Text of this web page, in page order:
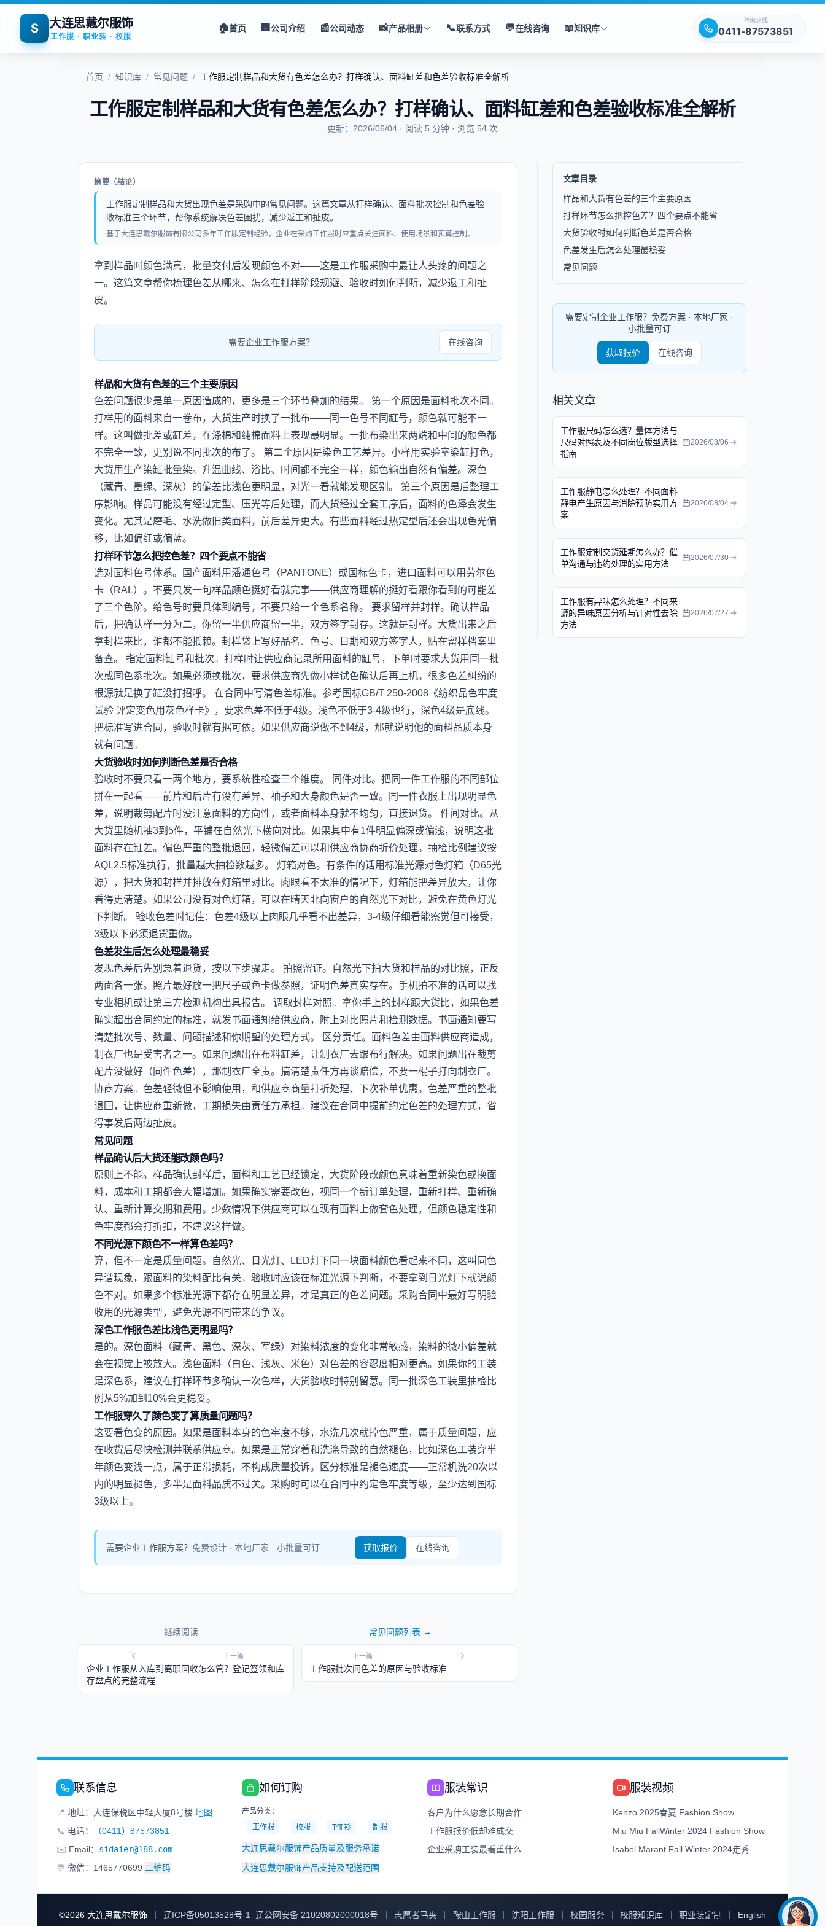
S 大连思戴尔服饰
工作服 · 职业装 · 校服
🏠首页 🏢公司介绍 📰公司动态 📸产品相册 📞联系方式 💬在线咨询 📖知识库
咨询热线
0411-87573851
首页 / 知识库 / 常见问题 / 工作服定制样品和大货有色差怎么办？打样确认、面料缸差和色差验收标准全解析
工作服定制样品和大货有色差怎么办？打样确认、面料缸差和色差验收标准全解析
更新：2026/06/04 · 阅读 5 分钟 · 浏览 54 次
摘要（结论）
工作服定制样品和大货出现色差是采购中的常见问题。这篇文章从打样确认、面料批次控制和色差验
收标准三个环节，帮你系统解决色差困扰，减少返工和扯皮。
基于大连思戴尔服饰有限公司多年工作服定制经验，企业在采购工作服时应重点关注面料、使用场景和预算控制。
拿到样品时颜色满意，批量交付后发现颜色不对——这是工作服采购中最让人头疼的问题之
一。这篇文章帮你梳理色差从哪来、怎么在打样阶段规避、验收时如何判断，减少返工和扯
皮。
需要企业工作服方案？ 在线咨询
样品和大货有色差的三个主要原因
色差问题很少是单一原因造成的，更多是三个环节叠加的结果。 第一个原因是面料批次不同。
打样用的面料来自一卷布，大货生产时换了一批布——同一色号不同缸号，颜色就可能不一
样。这叫做批差或缸差，在涤棉和纯棉面料上表现最明显。一批布染出来两端和中间的颜色都
不完全一致，更别说不同批次的布了。 第二个原因是染色工艺差异。小样用实验室染缸打色，
大货用生产染缸批量染。升温曲线、浴比、时间都不完全一样，颜色输出自然有偏差。深色
（藏青、墨绿、深灰）的偏差比浅色更明显，对光一看就能发现区别。 第三个原因是后整理工
序影响。样品可能没有经过定型、压光等后处理，而大货经过全套工序后，面料的色泽会发生
变化。尤其是磨毛、水洗做旧类面料，前后差异更大。有些面料经过热定型后还会出现色光偏
移，比如偏红或偏蓝。
打样环节怎么把控色差？四个要点不能省
选对面料色号体系。国产面料用潘通色号（PANTONE）或国标色卡，进口面料可以用劳尔色
卡（RAL）。不要只发一句样品颜色挺好看就完事——供应商理解的挺好看跟你看到的可能差
了三个色阶。给色号时要具体到编号，不要只给一个色系名称。 要求留样并封样。确认样品
后，把确认样一分为二，你留一半供应商留一半，双方签字封存。这就是封样。大货出来之后
拿封样来比，谁都不能抵赖。封样袋上写好品名、色号、日期和双方签字人，贴在留样档案里
备查。 指定面料缸号和批次。打样时让供应商记录所用面料的缸号，下单时要求大货用同一批
次或同色系批次。如果必须换批次，要求供应商先做小样试色确认后再上机。很多色差纠纷的
根源就是换了缸没打招呼。 在合同中写清色差标准。参考国标GB/T 250-2008《纺织品色牢度
试验 评定变色用灰色样卡》，要求色差不低于4级。浅色不低于3-4级也行，深色4级是底线。
把标准写进合同，验收时就有据可依。如果供应商说做不到4级，那就说明他的面料品质本身
就有问题。
大货验收时如何判断色差是否合格
验收时不要只看一两个地方，要系统性检查三个维度。 同件对比。把同一件工作服的不同部位
拼在一起看——前片和后片有没有差异、袖子和大身颜色是否一致。同一件衣服上出现明显色
差，说明裁剪配片时没注意面料的方向性，或者面料本身就不均匀，直接退货。 件间对比。从
大货里随机抽3到5件，平铺在自然光下横向对比。如果其中有1件明显偏深或偏浅，说明这批
面料存在缸差。偏色严重的整批退回，轻微偏差可以和供应商协商折价处理。抽检比例建议按
AQL2.5标准执行，批量越大抽检数越多。 灯箱对色。有条件的话用标准光源对色灯箱（D65光
源），把大货和封样并排放在灯箱里对比。肉眼看不太准的情况下，灯箱能把差异放大，让你
看得更清楚。如果公司没有对色灯箱，可以在晴天北向窗户的自然光下对比，避免在黄色灯光
下判断。 验收色差时记住：色差4级以上肉眼几乎看不出差异，3-4级仔细看能察觉但可接受，
3级以下必须退货重做。
色差发生后怎么处理最稳妥
发现色差后先别急着退货，按以下步骤走。 拍照留证。自然光下拍大货和样品的对比照，正反
两面各一张。照片最好放一把尺子或色卡做参照，证明色差真实存在。手机拍不准的话可以找
专业相机或让第三方检测机构出具报告。 调取封样对照。拿你手上的封样跟大货比，如果色差
确实超出合同约定的标准，就发书面通知给供应商，附上对比照片和检测数据。书面通知要写
清楚批次号、数量、问题描述和你期望的处理方式。 区分责任。面料色差由面料供应商造成，
制衣厂也是受害者之一。如果问题出在布料缸差，让制衣厂去跟布行解决。如果问题出在裁剪
配片没做好（同件色差），那制衣厂全责。搞清楚责任方再谈赔偿，不要一棍子打向制衣厂。
协商方案。色差轻微但不影响使用，和供应商商量打折处理、下次补单优惠。色差严重的整批
退回，让供应商重新做，工期损失由责任方承担。建议在合同中提前约定色差的处理方式，省
得事发后两边扯皮。
常见问题
样品确认后大货还能改颜色吗？
原则上不能。样品确认封样后，面料和工艺已经锁定，大货阶段改颜色意味着重新染色或换面
料，成本和工期都会大幅增加。如果确实需要改色，视同一个新订单处理，重新打样、重新确
认、重新计算交期和费用。少数情况下供应商可以在现有面料上做套色处理，但颜色稳定性和
色牢度都会打折扣，不建议这样做。
不同光源下颜色不一样算色差吗？
算，但不一定是质量问题。自然光、日光灯、LED灯下同一块面料颜色看起来不同，这叫同色
异谱现象，跟面料的染料配比有关。验收时应该在标准光源下判断，不要拿到日光灯下就说颜
色不对。如果多个标准光源下都存在明显差异，才是真正的色差问题。采购合同中最好写明验
收用的光源类型，避免光源不同带来的争议。
深色工作服色差比浅色更明显吗？
是的。深色面料（藏青、黑色、深灰、军绿）对染料浓度的变化非常敏感，染料的微小偏差就
会在视觉上被放大。浅色面料（白色、浅灰、米色）对色差的容忍度相对更高。如果你的工装
是深色系，建议在打样环节多确认一次色样，大货验收时特别留意。同一批深色工装里抽检比
例从5%加到10%会更稳妥。
工作服穿久了颜色变了算质量问题吗？
这要看色变的原因。如果是面料本身的色牢度不够，水洗几次就掉色严重，属于质量问题，应
在收货后尽快检测并联系供应商。如果是正常穿着和洗涤导致的自然褪色，比如深色工装穿半
年颜色变浅一点，属于正常损耗，不构成质量投诉。区分标准是褪色速度——正常机洗20次以
内的明显褪色，多半是面料品质不过关。采购时可以在合同中约定色牢度等级，至少达到国标
3级以上。
需要企业工作服方案？ 免费设计 · 本地厂家 · 小批量可订 获取报价 在线咨询
继续阅读 常见问题列表 →
上一篇
企业工作服从入库到离职回收怎么管？登记签领和库
存盘点的完整流程
下一篇
工作服批次间色差的原因与验收标准
文章目录
样品和大货有色差的三个主要原因
打样环节怎么把控色差？四个要点不能省
大货验收时如何判断色差是否合格
色差发生后怎么处理最稳妥
常见问题
需要定制企业工作服？免费方案 · 本地厂家 ·
小批量可订
获取报价 在线咨询
相关文章
工作服尺码怎么选？量体方法与
尺码对照表及不同岗位版型选择
指南
2026/08/06
工作服静电怎么处理？不同面料
静电产生原因与消除预防实用方
案
2026/08/04
工作服定制交货延期怎么办？催
单沟通与违约处理的实用方法
2026/07/30
工作服有异味怎么处理？不同来
源的异味原因分析与针对性去除
方法
2026/07/27
联系信息
📍 地址：大连保税区中轻大厦8号楼 地图
📞 电话：
（0411）87573851
✉️ Email： sidaier@188.com
💬 微信：1465770699 二维码
如何订购
产品分类：
工作服
校服 T恤衫 制服
大连思戴尔服饰产品质量及服务承诺
大连思戴尔服饰产品支持及配送范围
服装常识
客户为什么愿意长期合作
工作服报价低却难成交
企业采购工装最看重什么
服装视频
Kenzo 2025春夏 Fashion Show
Miu Miu FallWinter 2024 Fashion Show
Isabel Marant Fall Winter 2024走秀
©2026 大连思戴尔服饰 辽ICP备05013528号-1 辽公网安备 21020802000018号 志愿者马夹 鞍山工作服 沈阳工作服 校园服务 校服知识库 职业装定制 English